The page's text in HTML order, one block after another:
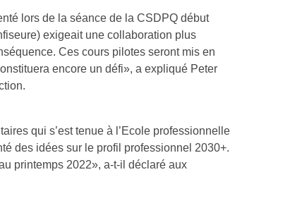
lors de la séance de la CSDPQ début
exigeait une collaboration plus
Ces cours pilotes seront mis en
encore un défi», a expliqué Peter
qui s’est tenue à l’Ecole professionnelle
des idées sur le profil professionnel 2030+.
printemps 2022», a-t-il déclaré aux